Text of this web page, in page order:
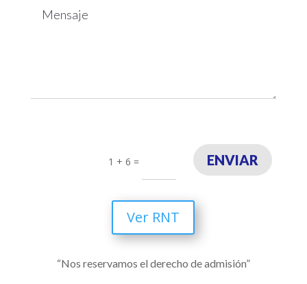
1 + 6 = ENVIAR
Ver RNT
“Nos reservamos el derecho de admisión”